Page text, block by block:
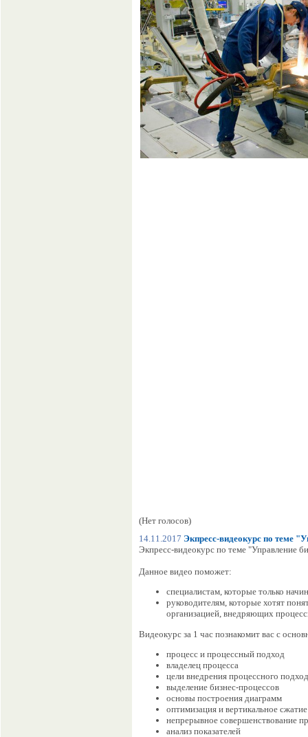
(Нет голосов)
14.11.2017 Экпресс-видеокурс по теме
Экпресс-видеокурс по теме "Управление
Данное видео поможет:
специалистам, которые только
руководителям, которые хотят
организацией, внедряющих
Видеокурс за 1 час познакомит вас с
процесс и процессный подход
владелец процесса
цели внедрения процессного
выделение бизнес-процессов
основы построения диаграмм
оптимизация и вертикальное
непрерывное совершенствование
анализ показателей